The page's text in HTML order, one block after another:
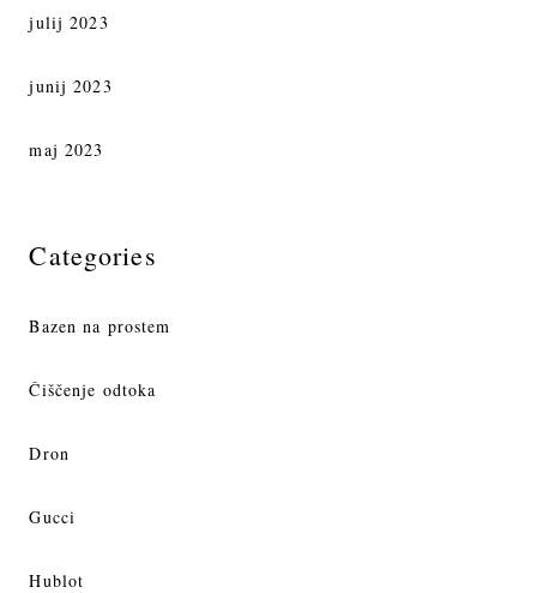
julij 2023
junij 2023
maj 2023
Categories
Bazen na prostem
Čiščenje odtoka
Dron
Gucci
Hublot